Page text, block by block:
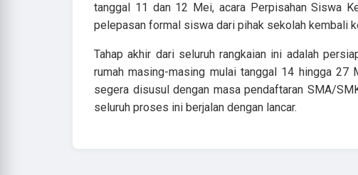
tanggal 11 dan 12 Mei, acara Perpisahan Siswa
pelepasan formal siswa dari pihak sekolah kembali
Tahap akhir dari seluruh rangkaian ini adalah
rumah masing-masing mulai tanggal 14 hingga 27
segera disusul dengan masa pendaftaran SMA/
seluruh proses ini berjalan dengan lancar.